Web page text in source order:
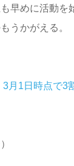
早めに活動を
うかがえる。
月1日時点で3